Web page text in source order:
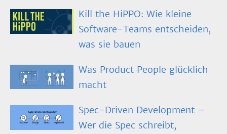
Kill the HiPPO: Wie kleine
Software-Teams entscheiden,
was sie bauen
Was Product People glücklich
macht
Spec-Driven Development –
Wer die Spec schreibt,